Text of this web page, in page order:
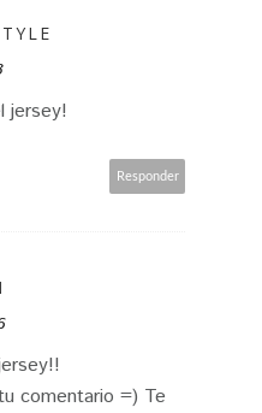
jersey!
Responder
comentario =) Te